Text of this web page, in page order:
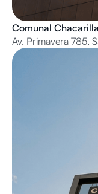
Comunal Chacarilla
Av. Primavera 785,